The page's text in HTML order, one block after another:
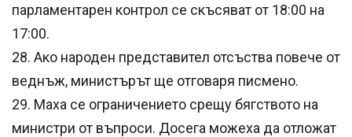
парламентарен контрол се скъсяват от 18:00 на
17:00.
28. Ако народен представител отсъства повече от
веднъж, министърът ще отговаря писмено.
29. Маха се ограничението срещу бягството на
министри от въпроси. Досега можеха да отложат